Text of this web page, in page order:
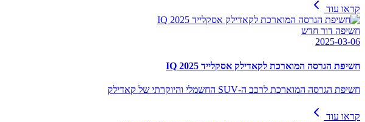
קראו עוד
חשיפה דור חדש
2025-03-06
חשיפת הגרסה המוארכת לקאדילק אסקלייד IQ 2025
חשיפת הגרסה המוארכת לרכב ה-SUV החשמלי והיוקרתי של קאדילק
קראו עוד